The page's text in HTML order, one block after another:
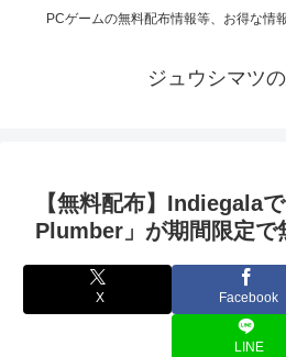
PCゲームの無料配布情報等、お得な情
ジュウシマツ
【無料配布】Indiegala
Plumber」が期間限定で
X Facebook
LINE